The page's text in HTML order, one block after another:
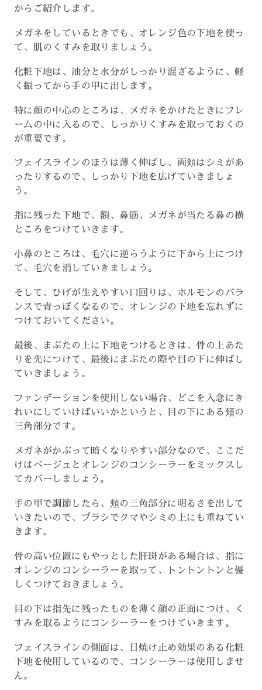
からご紹介します。
メガネをしているときでも、オレンジ色の下地を使っ
て、肌のくすみを取りましょう。
化粧下地は、油分と水分がしっかり混ざるように、軽
く振ってから手の甲に出します。
特に顔の中心のところは、メガネをかけたときにフレ
ームの中に入るので、しっかりくすみを取っておくの
が重要です。
フェイスラインのほうは薄く伸ばし、両頬はシミがあ
ったりするので、しっかり下地を広げていきましょ
う。
指に残った下地で、額、鼻筋、メガネが当たる鼻の横
ところをつけていきます。
小鼻のところは、毛穴に逆らうように下から上につけ
て、毛穴を消していきましょう。
そして、ひげが生えやすい口回りは、ホルモンのバラ
ンスで青っぽくなるので、オレンジの下地を忘れずに
つけておいてください。
最後、まぶたの上に下地をつけるときは、骨の上あた
りを先につけて、最後にまぶたの際や目の下に伸ばし
ていきましょう。
ファンデーションを使用しない場合、どこを入念にき
れいにしていけばいいかというと、目の下にある頬の
三角部分です。
メガネがかぶって暗くなりやすい部分なので、ここだ
けはベージュとオレンジのコンシーラーをミックスし
てカバーしましょう。
手の甲で調節したら、頬の三角部分に明るさを出して
いきたいので、ブラシでクマやシミの上にも重ねてい
きます。
骨の高い位置にもやっとした肝斑がある場合は、指に
オレンジのコンシーラーを取って、トントントンと優
しくつけておきましょう。
目の下は指先に残ったものを薄く顔の正面につけ、く
すみを取るようにコンシーラーをつけていきます。
フェイスラインの側面は、日焼け止め効果のある化粧
下地を使用しているので、コンシーラーは使用しませ
ん。